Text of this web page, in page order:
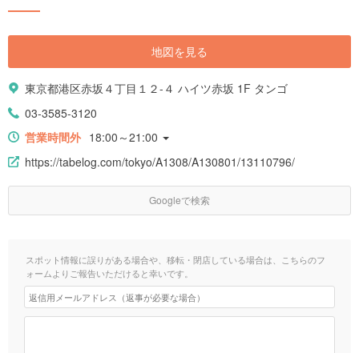
地図を見る
東京都港区赤坂４丁目１２-４ ハイツ赤坂 1F タンゴ
03-3585-3120
営業時間外 18:00～21:00
https://tabelog.com/tokyo/A1308/A130801/13110796/
Googleで検索
スポット情報に誤りがある場合や、移転・閉店している場合は、こちらのフ
ォームよりご報告いただけると幸いです。